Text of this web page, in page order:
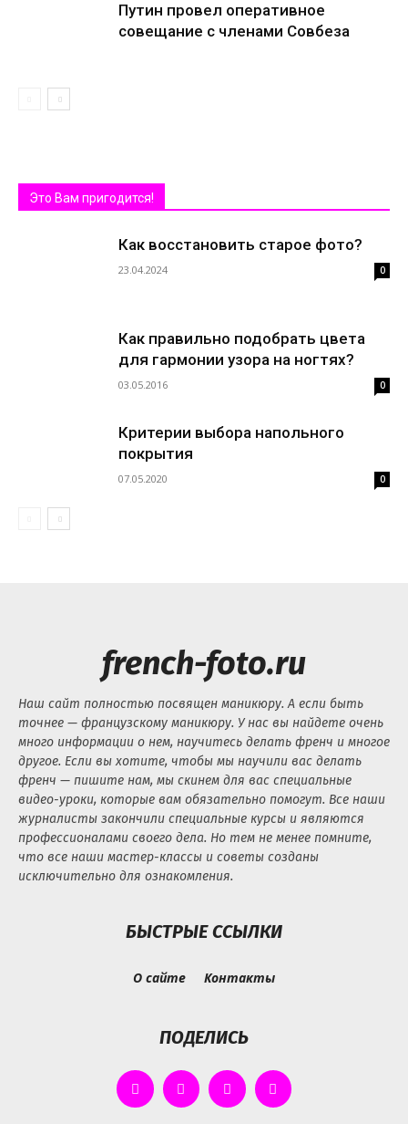
Путин провел оперативное
совещание с членами Совбеза
Это Вам пригодится!
Как восстановить старое фото?
23.04.2024 0
Как правильно подобрать цвета
для гармонии узора на ногтях?
03.05.2016 0
Критерии выбора напольного
покрытия
07.05.2020 0
french-foto.ru
Наш сайт полностью посвящен маникюру. А если быть
точнее — французскому маникюру. У нас вы найдете очень
много информации о нем, научитесь делать френч и многое
другое. Если вы хотите, чтобы мы научили вас делать
френч — пишите нам, мы скинем для вас специальные
видео-уроки, которые вам обязательно помогут. Все наши
журналисты закончили специальные курсы и являются
профессионалами своего дела. Но тем не менее помните,
что все наши мастер-классы и советы созданы
исключительно для ознакомления.
БЫСТРЫЕ ССЫЛКИ
О сайте Контакты
ПОДЕЛИСЬ